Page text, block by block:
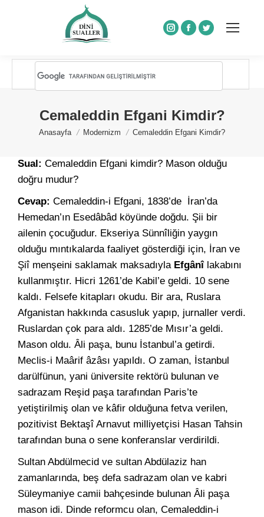
Instagram
Facebook
Twitter
Cemaleddin Efgani Kimdir?
You are here:
Anasayfa Modernizm Cemaleddin Efgani Kimdir?
Sual: Cemaleddin Efgani kimdir? Mason olduğu
doğru mudur?
Cevap: Cemaleddin-i Efgani, 1838’de İran’da
Hemedan’ın Esedâbâd köyünde doğdu. Şii bir
ailenin çocuğudur. Ekseriya Sünnîliğin yaygın
olduğu mıntıkalarda faaliyet gösterdiği için, İran ve
Şiî menşeini saklamak maksadıyla Efgânîlakabını
kullanmıştır. Hicri 1261’de Kabil’e geldi. 10 sene
kaldı. Felsefe kitapları okudu. Bir ara, Ruslara
Afganistan hakkında casusluk yapıp, jurnaller verdi.
Ruslardan çok para aldı. 1285’de Mısır’a geldi.
Mason oldu. Âli paşa, bunu İstanbul’a getirdi.
Meclis-i Maârif âzâsı yapıldı. O zaman, İstanbul
darülfünun, yani üniversite rektörü bulunan ve
sadrazam Reşid paşa tarafından Paris’te
yetiştirilmiş olan ve kâfir olduğuna fetva verilen,
pozitivist Bektaşî Arnavut milliyetçisi Hasan Tahsin
tarafından buna o sene konferanslar verdirildi.
Sultan Abdülmecid ve sultan Abdülaziz han
zamanlarında, beş defa sadrazam olan ve kabri
Süleymaniye camii bahçesinde bulunan Âli paşa
mason idi. Dinde reformcu olan, Cemaleddin-i